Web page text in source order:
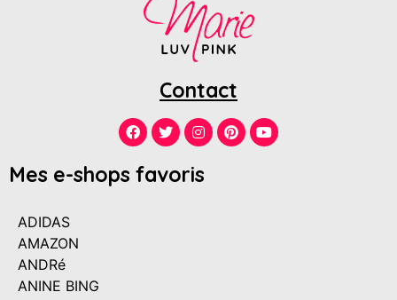
Contact
Mes e-shops favoris
ADIDAS
AMAZON
ANDRé
ANINE BING